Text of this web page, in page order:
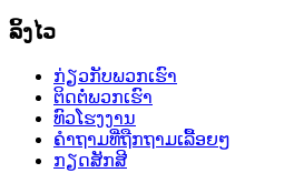
ລິ້ງໄວ
ກ່ຽວກັບພວກເຮົາ
ຕິດຕໍ່ພວກເຮົາ
ທົວໂຮງງານ
ຄຳຖາມທີ່ຖືກຖາມເລື້ອຍໆ
ກຽດສັກສີ